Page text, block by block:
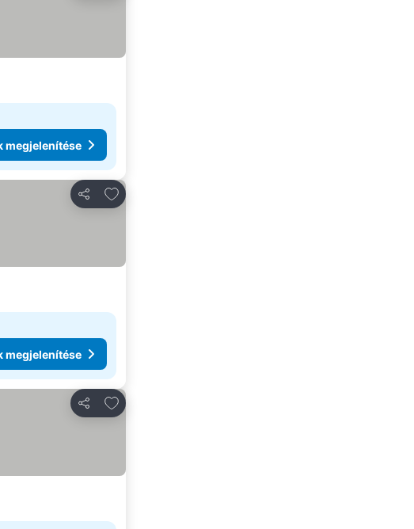
megjelenítése
Megosztás
Hozzáadás a kedvencekhez
megjelenítése
Megosztás
Hozzáadás a kedvencekhez